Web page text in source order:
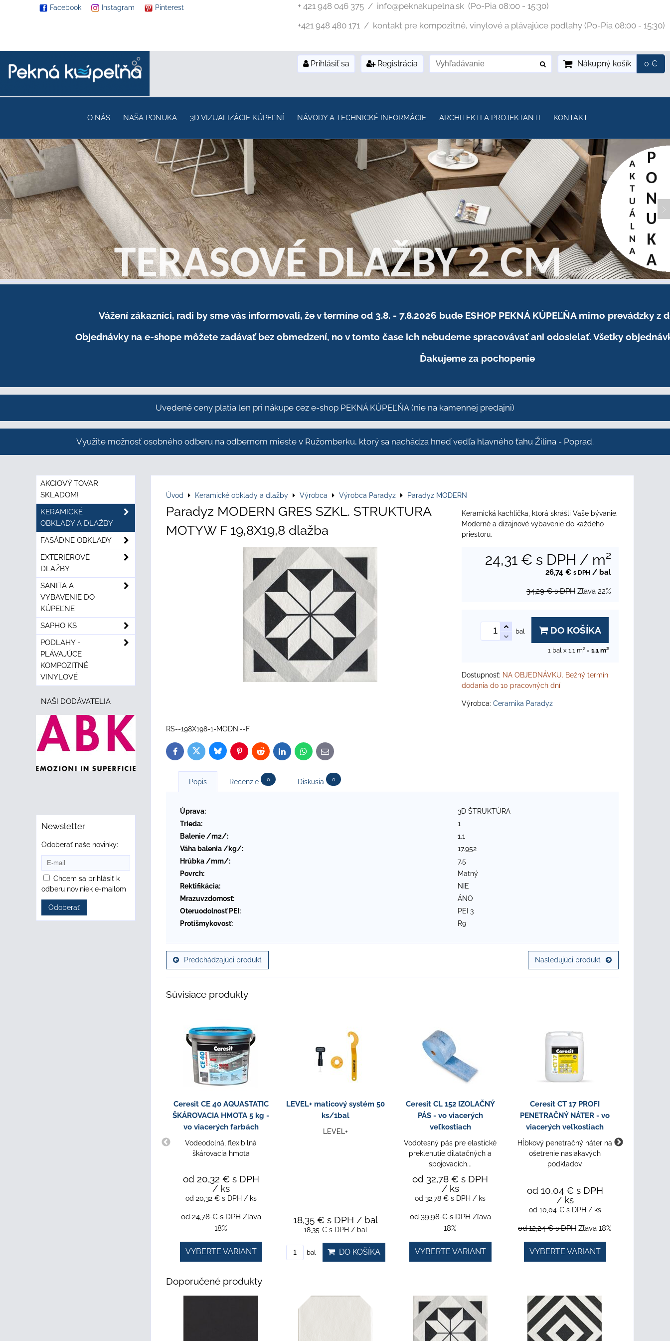
Facebook Instagram Pinterest + 421 948 046 375 / info@peknakupelna.sk (Po-Pia 08:00 - 15:30)
+421 948 480 171 / kontakt pre kompozitné, vinylové a plávajúce podlahy (Po-Pia 08:00 - 15:30)
Prihlásiť sa Registrácia Nákupný košík 0 €
O NÁS NAŠA PONUKA 3D VIZUALIZÁCIE KÚPEĽNÍ NÁVODY A TECHNICKÉ INFORMÁCIE ARCHITEKTI A PROJEKTANTI KONTAKT
Vážení zákazníci, radi by sme vás informovali, že v termíne od 3.8. - 7.8.2026 bude ESHOP PEKNÁ KÚPEĽŇA mimo prevádzky z
Objednávky na e-shope môžete zadávať bez obmedzení, no v tomto čase ich nebudeme spracovávať ani odosielať. Všetky
Ďakujeme za pochopenie
Uvedené ceny platia len pri nákupe cez e-shop PEKNÁ KÚPEĽŇA (nie na kamennej predajni)
Využite možnosť osobného odberu na odbernom mieste v Ružomberku, ktorý sa nachádza hneď vedľa hlavného ťahu Žilina - Poprad.
Úvod Keramické obklady a dlažby Výrobca Výrobca Paradyz Paradyz MODERN
Paradyz MODERN GRES SZKL. STRUKTURA
MOTYW F 19,8X19,8 dlažba
Keramická kachlička, ktorá skrášli Vaše bývanie.
Moderné a dizajnové vybavenie do každého
priestoru.
24,31 € s DPH / m²
26,74 € s DPH / bal
34,29 € s DPH Zľava 22%
bal DO KOŠÍKA
1 bal x 1.1 m² = 1.1m²
Dostupnosť: NA OBJEDNÁVKU. Bežný termín
dodania do 10 pracovných dní
Výrobca: Ceramika Paradyż
RS--198X198-1-MODN.--F
FacebookTwitterBlueskyPinterestReddit LinkedInWhatsApp
E-
mail
Popis Recenzie 0 Diskusia 0
Úprava:
3D ŠTRUKTÚRA
Trieda:
1
Balenie /m2/:
1.1
Váha balenia /kg/:
17.952
Hrúbka /mm/:
7.5
Povrch:
Matný
Rektifikácia:
NIE
Mrazuvzdornosť:
ÁNO
Oteruodolnosť PEI:
PEI 3
Protišmykovosť:
R9
Predchádzajúci produkt Nasledujúci produkt
Súvisiace produkty
Ceresit CE 40 AQUASTATIC
ŠKÁROVACIA HMOTA 5 kg -
vo viacerých farbách
Vodeodolná, flexibilná
škárovacia hmota
od 20,32 € s DPH
/ ks
od 20,32 € s DPH / ks
od 24,78 €s DPH Zľava
18%
VYBERTE VARIANT
LEVEL+ maticový systém 50
ks/1bal
LEVEL+
18,35 € s DPH / bal
18,35 € s DPH / bal
bal DO KOŠÍKA
Ceresit CL 152 IZOLAČNÝ
PÁS - vo viacerých
veľkostiach
Vodotesný pás pre elastické
preklenutie dilatačných a
spojovacích...
od 32,78 € s DPH
/ ks
od 32,78 € s DPH / ks
od 39,98 €s DPH Zľava
18%
VYBERTE VARIANT
Ceresit CT 17 PROFI
PENETRAČNÝ NÁTER - vo
viacerých veľkostiach
Hĺbkový penetračný náter na
ošetrenie nasiakavých
podkladov.
od 10,04 € s DPH
/ ks
od 10,04 € s DPH / ks
od 12,24 €s DPH Zľava 18%
VYBERTE VARIANT
Doporučené produkty
AKCIOVÝ TOVAR
SKLADOM!
KERAMICKÉ
OBKLADY A DLAŽBY
FASÁDNE OBKLADY
EXTERIÉROVÉ
DLAŽBY
SANITA A
VYBAVENIE DO
KÚPEĽNE
SAPHO KS
PODLAHY -
PLÁVAJÚCE
KOMPOZITNÉ
VINYLOVÉ
NAŠI DODÁVATELIA
Newsletter
Odoberať naše novinky:
Chcem sa prihlásiť k
odberu noviniek e-mailom
Odoberať